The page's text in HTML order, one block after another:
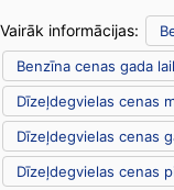
Vairāk informācijas:
Benzīna cenas gada
Dīzeļdegvielas cenas
Dīzeļdegvielas cenas
Dīzeļdegvielas cenas